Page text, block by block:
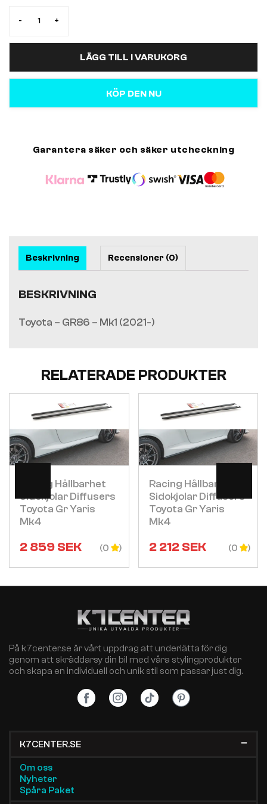
- +
LÄGG TILL I VARUKORG
KÖP DEN NU
Garantera säker och säker utcheckning
Beskrivning Recensioner (0)
BESKRIVNING
Toyota – GR86 – Mk1 (2021-)
RELATERADE PRODUKTER
Racing Hållbarhet
Sidokjolar Diffusers
Toyota Gr Yaris
Mk4
2 859SEK (0
Visa
Racing Hållbarhet
Sidokjolar Diffusers
Toyota Gr Yaris
Mk4
2 212SEK (0
Visa
På k7center.se är vårt uppdrag att underlätta för dig
genom att skräddarsy din bil med våra stylingprodukter
och skapa en individuell och unik stil som passar just dig.
K7CENTER.SE
Om oss
Nyheter
Spåra Paket